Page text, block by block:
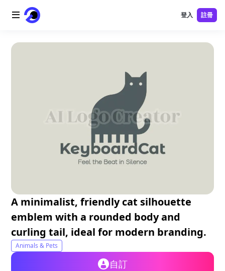
首頁
免費工具
登入 註冊
A minimalist, friendly cat silhouette
emblem with a rounded body and
curling tail, ideal for modern branding.
Animals & Pets
自訂